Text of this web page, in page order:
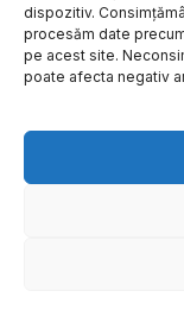
dispozitiv.
procesăm date
pe acest site.
poate afecta negativ